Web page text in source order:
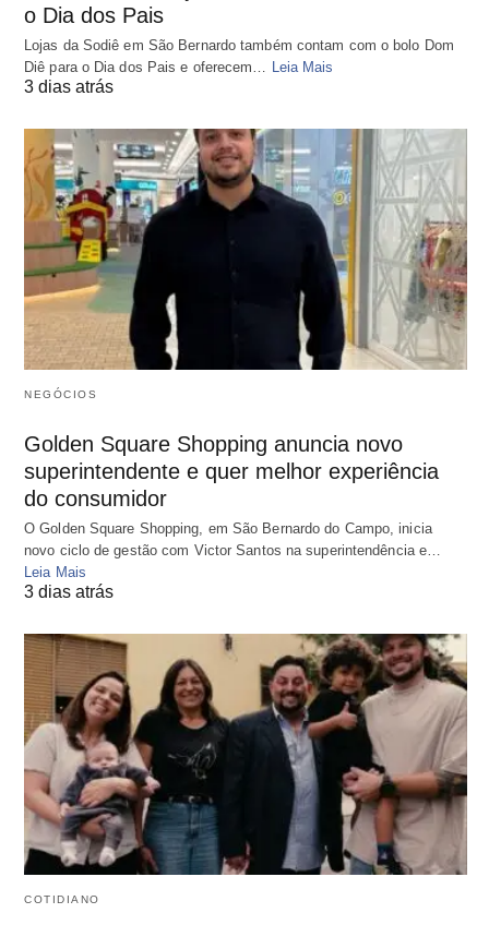
o Dia dos Pais
Lojas da Sodiê em São Bernardo também contam com o bolo Dom
Diê para o Dia dos Pais e oferecem… Leia Mais
3 dias atrás
NEGÓCIOS
Golden Square Shopping anuncia novo
superintendente e quer melhor experiência
do consumidor
O Golden Square Shopping, em São Bernardo do Campo, inicia
novo ciclo de gestão com Victor Santos na superintendência e…
Leia Mais
3 dias atrás
COTIDIANO